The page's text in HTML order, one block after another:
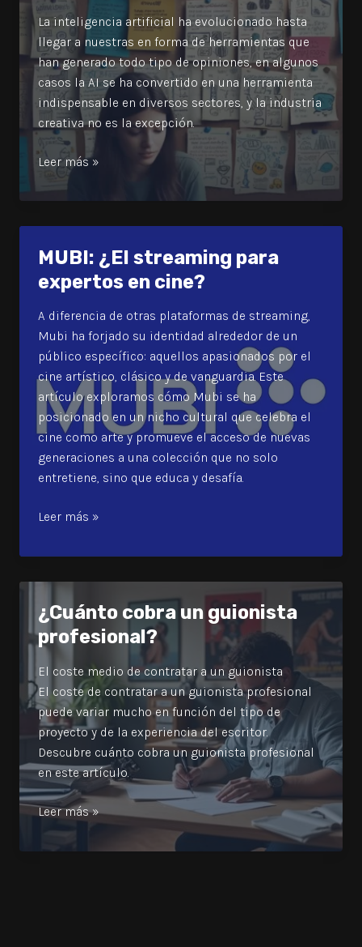
La inteligencia artificial ha evolucionado hasta
llegar a nuestras en forma de herramientas que
han generado todo tipo de opiniones, en algunos
casos la AI se ha convertido en una herramienta
indispensable en diversos sectores, y la industria
creativa no es la excepción.
Inteligencia
Artificial
en
Herramientas
de
en
Escritura
y
Producción
Audiovisual
Leer más »
MUBI: ¿El streaming para
expertos en cine?
A diferencia de otras plataformas de streaming,
Mubi ha forjado su identidad alrededor de un
público específico: aquellos apasionados por el
cine artístico, clásico y de vanguardia. Este
artículo exploramos cómo Mubi se ha
posicionado en un nicho cultural que celebra el
cine como arte y promueve el acceso de nuevas
generaciones a una colección que no solo
entretiene, sino que educa y desafía.
MUBI:
streaming
en
cine?
Leer más »
¿Cuánto cobra un guionista
profesional?
El coste medio de contratar a un guionista
El coste de contratar a un guionista profesional
puede variar mucho en función del tipo de
proyecto y de la experiencia del escritor.
Descubre cuánto cobra un guionista profesional
en este artículo.
¿Cuánto
cobra
un
Leer más »